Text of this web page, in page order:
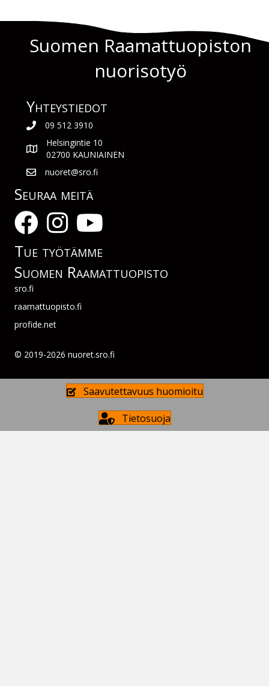
Suomen Raamattuopiston
nuorisotyö
Yhteys­tiedot
09 512 3910
Helsingintie 10
02700 KAUNIAINEN
nuoret@sro.fi
Seuraa meitä
Tue työtämme
Suomen Raamattuopisto
sro.fi
raamattuopisto.fi
profide.net
© 2019-2026 nuoret.sro.fi
Saavutettavuus huomioitu
Tietosuoja